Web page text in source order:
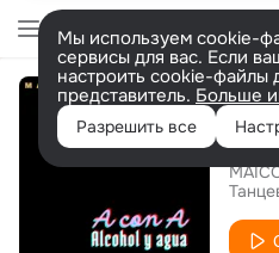
Мы используем cookie-
сервисы для вас. Если
настроить cookie-файлы
представитель. Больше
Разрешить все